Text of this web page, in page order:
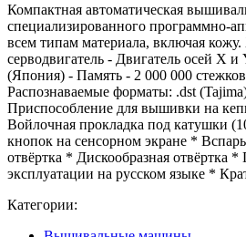
Компактная автоматическая
специализированного программно-
всем типам материала, включая
серводвигатель - Двигатель осей
(Япония) - Память - 2 000 000
Распознаваемые форматы: .dst
Приспособление для вышивки на
Войлочная прокладка под катушки
кнопок на сенсорном экране *
отвёртка * Дискообразная
эксплуатации на русском языке *
Категории: